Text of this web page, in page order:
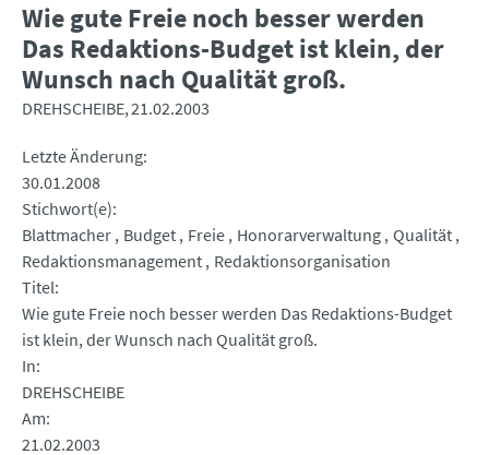
Wie gute Freie noch besser werden
Das Redaktions-Budget ist klein, der
Wunsch nach Qualität groß.
DREHSCHEIBE 21.02.2003
Letzte Änderung
30.01.2008
Stichwort(e)
Blattmacher Budget Freie Honorarverwaltung Qualität
Redaktionsmanagement Redaktionsorganisation
Titel
Wie gute Freie noch besser werden Das Redaktions-Budget
ist klein, der Wunsch nach Qualität groß.
In
DREHSCHEIBE
Am
21.02.2003